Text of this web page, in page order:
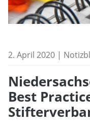
2. April 2020 |
Best